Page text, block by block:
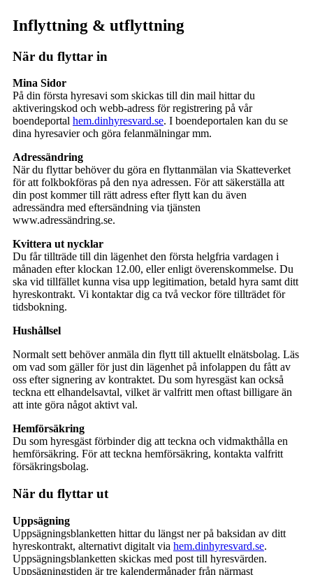
Inflyttning & utflyttning
När du flyttar in
Mina Sidor
På din första hyresavi som skickas till din mail hittar du
aktiveringskod och webb-adress för registrering på vår
boendeportal hem.dinhyresvard.se. I boendeportalen kan du se
dina hyresavier och göra felanmälningar mm.
Adressändring
När du flyttar behöver du göra en flyttanmälan via Skatteverket
för att folkbokföras på den nya adressen. För att säkerställa att
din post kommer till rätt adress efter flytt kan du även
adressändra med eftersändning via tjänsten
www.adressändring.se.
Kvittera ut nycklar
Du får tillträde till din lägenhet den första helgfria vardagen i
månaden efter klockan 12.00, eller enligt överenskommelse. Du
ska vid tillfället kunna visa upp legitimation, betald hyra samt ditt
hyreskontrakt. Vi kontaktar dig ca två veckor före tillträdet för
tidsbokning.
Hushållsel
Normalt sett behöver anmäla din flytt till aktuellt elnätsbolag. Läs
om vad som gäller för just din lägenhet på infolappen du fått av
oss efter signering av kontraktet. Du som hyresgäst kan också
teckna ett elhandelsavtal, vilket är valfritt men oftast billigare än
att inte göra något aktivt val.
Hemförsäkring
Du som hyresgäst förbinder dig att teckna och vidmakthålla en
hemförsäkring. För att teckna hemförsäkring, kontakta valfritt
försäkringsbolag.
När du flyttar ut
Uppsägning
Uppsägningsblanketten hittar du längst ner på baksidan av ditt
hyreskontrakt, alternativt digitalt via hem.dinhyresvard.se.
Uppsägningsblanketten skickas med post till hyresvärden.
Uppsägningstiden är tre kalendermånader från närmast